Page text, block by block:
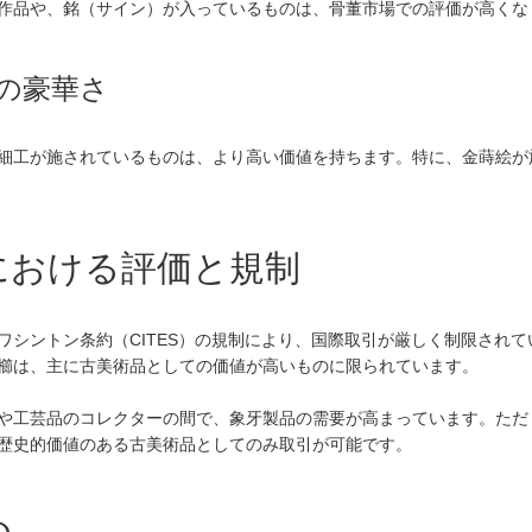
品や、銘（サイン）が入っているものは、骨董市場での評価が高く
豪華さ
工が施されているものは、より高い価値を持ちます。特に、金蒔絵
ける評価と規制
シントン条約（CITES）の規制により、国際取引が厳しく制限され
は、主に古美術品としての価値が高いものに限られています。
工芸品のコレクターの間で、象牙製品の需要が高まっています。た
史的価値のある古美術品としてのみ取引が可能です。